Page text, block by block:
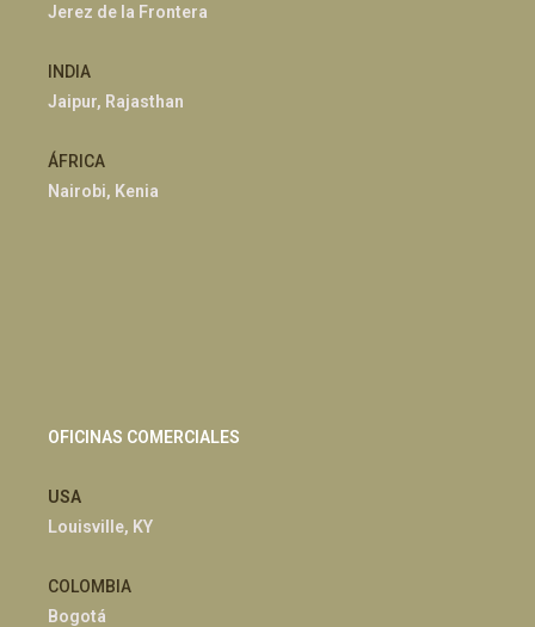
Jerez de la Frontera
INDIA
Jaipur, Rajasthan
ÁFRICA
Nairobi, Kenia
OFICINAS COMERCIALES
USA
Louisville, KY
COLOMBIA
Bogotá